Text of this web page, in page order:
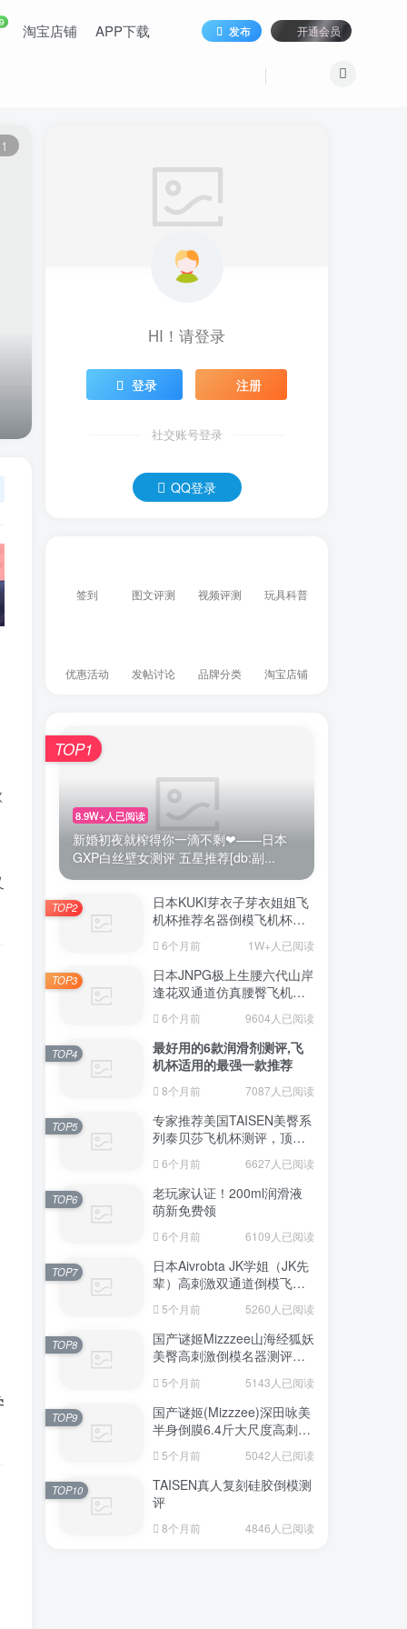
淘宝店铺 APP下载 发布 开通会员
HI！请登录
登录 注册
社交账号登录
QQ登录
签到 图文评测 视频评测 玩具科普
优惠活动 发帖讨论 品牌分类 淘宝店铺
8.9W+人已阅读
新婚初夜就榨得你一滴不剩❤——日本
GXP白丝壁女测评 五星推荐[db:副...
TOP1
日本KUKI芽衣子芽衣姐姐飞
机杯推荐名器倒模飞机杯测
6个月前 1W+人已阅读
TOP2
日本JNPG极上生腰六代山岸
逢花双通道仿真腰臀飞机杯
致真实感的资深玩家
6个月前 9604人已阅读
TOP3
最好用的6款润滑剂测评,飞
机杯适用的最强一款推荐
8个月前 7087人已阅读
TOP4
专家推荐美国TAISEN美臀系
列泰贝莎飞机杯测评，顶级
品质带来极致享受!
6个月前 6627人已阅读
TOP5
老玩家认证！200ml润滑液
萌新免费领
6个月前 6109人已阅读
TOP6
日本Aivrobta JK学姐（JK先
辈）高刺激双通道倒模飞机
杯深度测评报告
5个月前 5260人已阅读
TOP7
国产谜姬Mizzzee山海经狐妖
美臀高刺激倒模名器测评报
5个月前 5143人已阅读
TOP8
国产谜姬(Mizzzee)深田咏美
半身倒膜6.4斤大尺度高刺激
5个月前 5042人已阅读
TOP9
TAISEN真人复刻硅胶倒模测
评
8个月前 4846人已阅读
TOP10